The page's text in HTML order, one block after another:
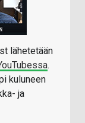
lähetetään
.
kuluneen
ja